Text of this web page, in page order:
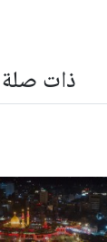
ذات صلة